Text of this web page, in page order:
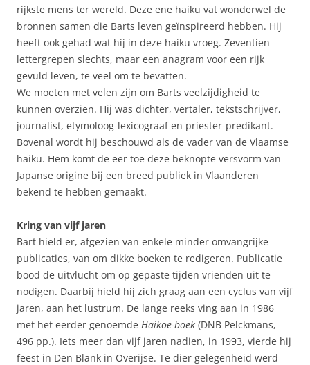
rijkste mens ter wereld. Deze ene haiku vat wonderwel de
bronnen samen die Barts leven geïnspireerd hebben. Hij
heeft ook gehad wat hij in deze haiku vroeg. Zeventien
lettergrepen slechts, maar een anagram voor een rijk
gevuld leven, te veel om te bevatten.
We moeten met velen zijn om Barts veelzijdigheid te
kunnen overzien. Hij was dichter, vertaler, tekstschrijver,
journalist, etymoloog-lexicograaf en priester-predikant.
Bovenal wordt hij beschouwd als de vader van de Vlaamse
haiku. Hem komt de eer toe deze beknopte versvorm van
Japanse origine bij een breed publiek in Vlaanderen
bekend te hebben gemaakt.
Kring van vijf jaren
Bart hield er, afgezien van enkele minder omvangrijke
publicaties, van om dikke boeken te redigeren. Publicatie
bood de uitvlucht om op gepaste tijden vrienden uit te
nodigen. Daarbij hield hij zich graag aan een cyclus van vijf
jaren, aan het lustrum. De lange reeks ving aan in 1986
met het eerder genoemde Haikoe-boek (DNB Pelckmans,
496 pp.). Iets meer dan vijf jaren nadien, in 1993, vierde hij
feest in Den Blank in Overijse. Te dier gelegenheid werd